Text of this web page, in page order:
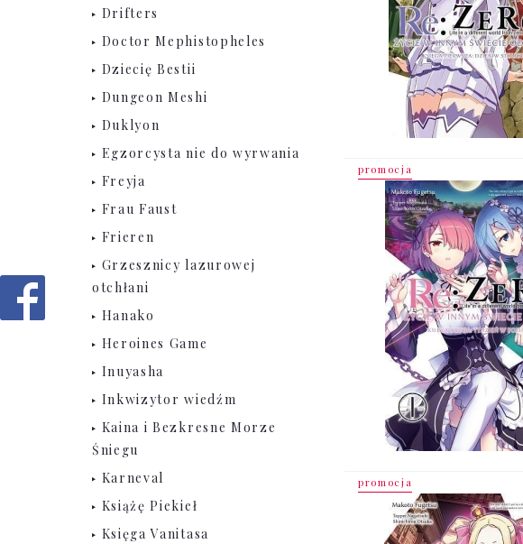
Drifters
Doctor Mephistopheles
Dziecię Bestii
Dungeon Meshi
Duklyon
Egzorcysta nie do wyrwania
Freyja
Frau Faust
Frieren
Grzesznicy lazurowej
otchłani
Hanako
Heroines Game
Inuyasha
Inkwizytor wiedźm
Kaina i Bezkresne Morze
Śniegu
Karneval
Książę Piekieł
Księga Vanitasa
promocja
promocja